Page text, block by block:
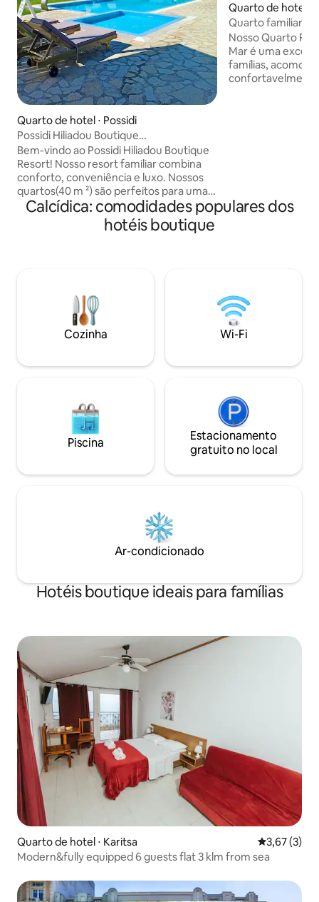
Quarto de hotel ⋅ Possidi
Possidi Hiliadou Boutique
Resort(2adults&2kids)B&B
Bem-vindo ao Possidi Hiliadou Boutique
Resort! Nosso resort familiar combina
conforto, conveniência e luxo. Nossos
quartos(40 m ²) são perfeitos para uma
fuga tranquila. Aproveite a piscina e
jogue basquete, oferecemos faíscas e
um ambiente familiar. A segurança é
exploração de Possidi. Experiência de
luxo e conforto no Possidi Hiliadou
Boutique Resort. Aguardamos pela sua
Quarto de hotel ⋅
Quarto familiar
café da manhã e
Nosso Quarto
Mar é uma
famílias,
comodidades
Familiar com
Calcídica: comodidades populares dos
hotéis boutique
Cozinha Wi-Fi
Piscina
Estacionamento
gratuito no local
Ar-condicionado
Hotéis boutique ideais para famílias
Quarto de hotel ⋅ Karitsa 3,67 de
3,67 (3)
Modern&fully equipped 6 guests flat 3 klm from sea